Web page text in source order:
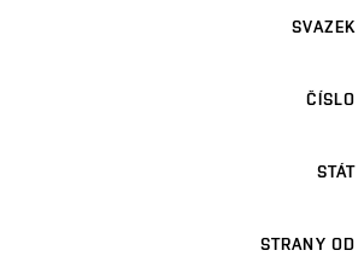
SVAZEK
ČÍSLO
STÁT
STRANY OD